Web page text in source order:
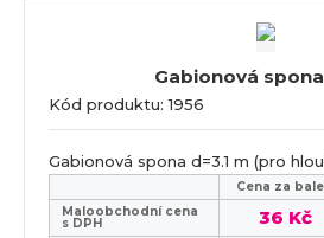
Gabionová spona
Kód produktu: 1956
Gabionová spona d=3.1 m (pro
Cena za
Maloobchodní cena
s DPH 36 Kč